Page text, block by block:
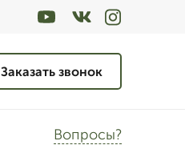
Заказать звонок
Вопросы?